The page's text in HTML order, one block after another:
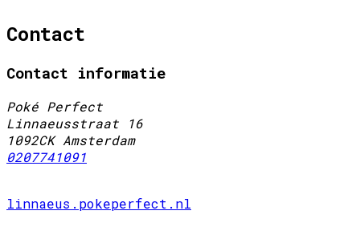
Contact
Contact informatie
Poké Perfect
Linnaeusstraat 16
1092CK Amsterdam
0207741091
linnaeus.pokeperfect.nl